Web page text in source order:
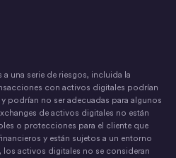
del dinero
una serie de riesgos, incluida la
con activos digitales podrían
podrían no ser adecuadas para algunos
de activos digitales no están
o protecciones para el cliente que
y están sujetos a un entorno
los activos digitales no se consideran